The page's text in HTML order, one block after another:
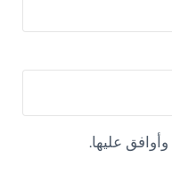
وأوافق عليها.